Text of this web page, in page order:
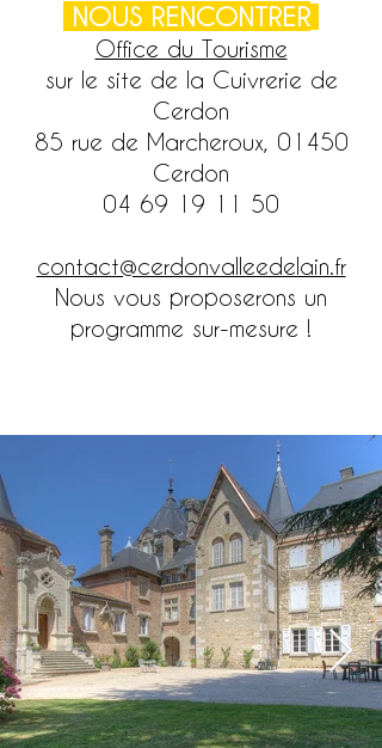
NOUS RENCONTRER
Office du Tourisme
sur le site de la Cuivrerie de
Cerdon
85 rue de Marcheroux, 01450
Cerdon
04 69 19 11 50
contact@cerdonvalleedelain.fr
Nous vous proposerons un
programme sur-mesure !